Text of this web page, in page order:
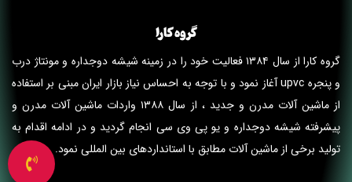
گروه کارا
گروه کارا از سال ۱۳۸۴فعالیت خود را در زمینه شیشه دوجداره و مونتاژ درب
و پنجره upvc آغاز نمود و با توجه به احساس نیاز بازار ایران مبنی بر استفاده
از ماشین آلات مدرن و جدید ، از سال ۱۳۸۸واردات ماشین آلات مدرن و
پیشرفته شیشه دوجداره و یو پی وی سی انجام گردید و در ادامه اقدام به
تولید برخی از ماشین آلات مطابق با استانداردهای بین المللی نمود.